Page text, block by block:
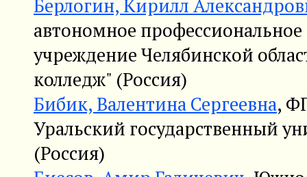
Берлогин, Кирилл
автономное профессиональное
учреждение Челябинской
колледж" (Россия)
Бибик, Валентина Сергеевна,
Уральский государственный
(Россия)